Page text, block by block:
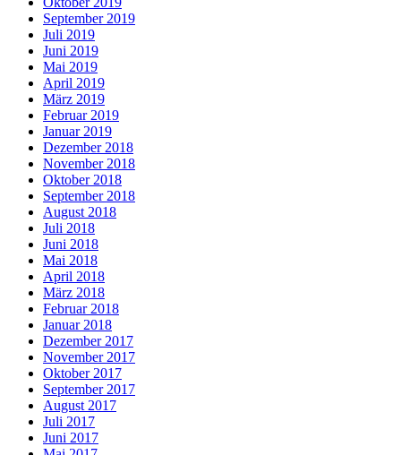
September 2019
Juli 2019
Juni 2019
Mai 2019
April 2019
März 2019
Februar 2019
Januar 2019
Dezember 2018
November 2018
Oktober 2018
September 2018
August 2018
Juli 2018
Juni 2018
Mai 2018
April 2018
März 2018
Februar 2018
Januar 2018
Dezember 2017
November 2017
Oktober 2017
September 2017
August 2017
Juli 2017
Juni 2017